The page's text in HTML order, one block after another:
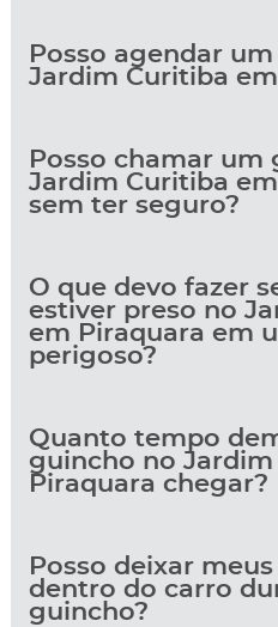
Posso agendar
Jardim Curitiba
Posso chamar um
Jardim Curitiba
sem ter seguro?
O que devo fazer
estiver preso no
em Piraquara em
perigoso?
Quanto tempo
guincho no
Piraquara chegar?
Posso deixar
dentro do carro
guincho?